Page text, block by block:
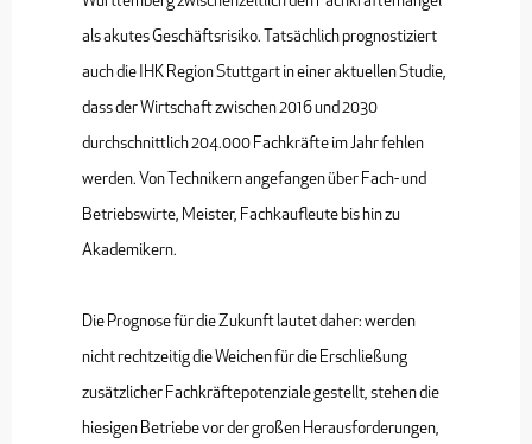
als akutes Geschäftsrisiko. Tatsächlich prognostiziert
auch die IHK Region Stuttgart in einer aktuellen Studie,
dass der Wirtschaft zwischen 2016 und 2030
durchschnittlich 204.000 Fachkräfte im Jahr fehlen
werden. Von Technikern angefangen über Fach- und
Betriebswirte, Meister, Fachkaufleute bis hin zu
Akademikern.
Die Prognose für die Zukunft lautet daher: werden
nicht rechtzeitig die Weichen für die Erschließung
zusätzlicher Fachkräftepotenziale gestellt, stehen die
hiesigen Betriebe vor der großen Herausforderungen,